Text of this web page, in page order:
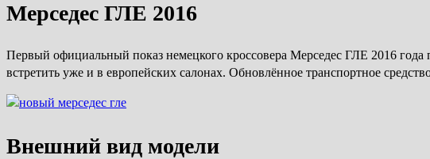
Мерседес ГЛЕ 2016
Первый официальный показ немецкого кроссовера Мерседес ГЛЕ 2016
встретить уже и в европейских салонах. Обновлённое транспортное
Внешний вид модели